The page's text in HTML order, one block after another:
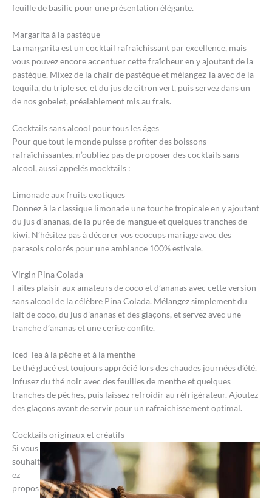
feuille de basilic pour une présentation élégante.
Margarita à la pastèque
La margarita est un cocktail rafraîchissant par excellence, mais
vous pouvez encore accentuer cette fraîcheur en y ajoutant de la
pastèque. Mixez de la chair de pastèque et mélangez-la avec de la
tequila, du triple sec et du jus de citron vert, puis servez dans un
de nos gobelet, préalablement mis au frais.
Cocktails sans alcool pour tous les âges
Pour que tout le monde puisse profiter des boissons
rafraîchissantes, n’oubliez pas de proposer des cocktails sans
alcool, aussi appelés mocktails :
Limonade aux fruits exotiques
Donnez à la classique limonade une touche tropicale en y ajoutant
du jus d’ananas, de la purée de mangue et quelques tranches de
kiwi. N’hésitez pas à décorer vos ecocups mariage avec des
parasols colorés pour une ambiance 100% estivale.
Virgin Pina Colada
Faites plaisir aux amateurs de coco et d’ananas avec cette version
sans alcool de la célèbre Pina Colada. Mélangez simplement du
lait de coco, du jus d’ananas et des glaçons, et servez avec une
tranche d’ananas et une cerise confite.
Iced Tea à la pêche et à la menthe
Le thé glacé est toujours apprécié lors des chaudes journées d’été.
Infusez du thé noir avec des feuilles de menthe et quelques
tranches de pêches, puis laissez refroidir au réfrigérateur. Ajoutez
des glaçons avant de servir pour un rafraîchissement optimal.
Cocktails originaux et créatifs
Si vous
souhait
ez
propos